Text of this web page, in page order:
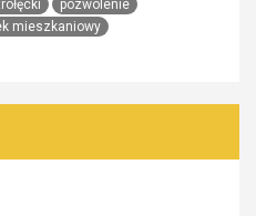
pozwolenie
mieszkaniowy